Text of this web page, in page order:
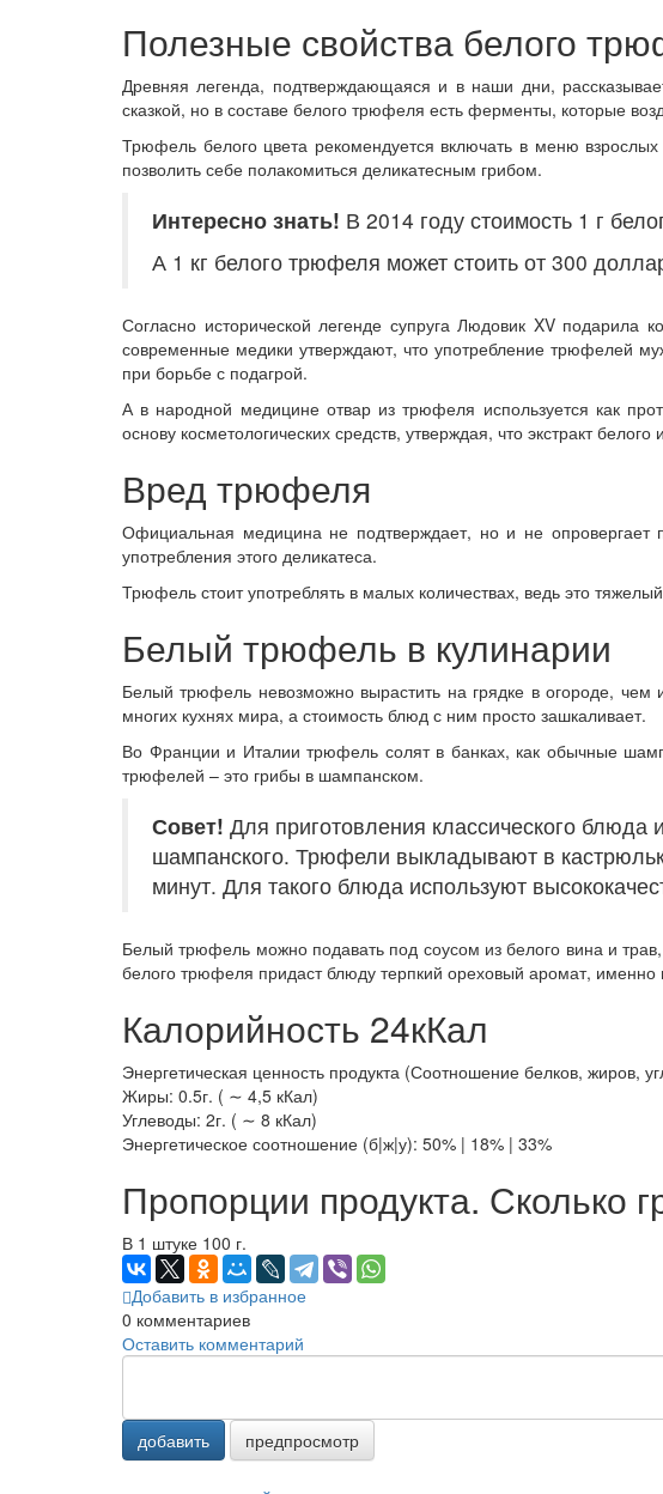
Полезные свойства белого
Древняя легенда, подтверждающаяся и в наши дни,
сказкой, но в составе белого трюфеля есть ферменты, которые
Трюфель белого цвета рекомендуется включать в меню
позволить себе полакомиться деликатесным грибом.
Интересно знать! В 2014 году стоимость 1 г
А 1 кг белого трюфеля может стоить от 300
Согласно исторической легенде супруга Людовик XV
современные медики утверждают, что употребление трюфелей
при борьбе с подагрой.
А в народной медицине отвар из трюфеля используется как
основу косметологических средств, утверждая, что экстракт
Вред трюфеля
Официальная медицина не подтверждает, но и не
употребления этого деликатеса.
Трюфель стоит употреблять в малых количествах, ведь это
Белый трюфель в кулинарии
Белый трюфель невозможно вырастить на грядке в огороде, чем
многих кухнях мира, а стоимость блюд с ним просто зашкаливает.
Во Франции и Италии трюфель солят в банках, как обычные
трюфелей – это грибы в шампанском.
Совет! Для приготовления классического
шампанского. Трюфели выкладывают в
минут. Для такого блюда используют
Белый трюфель можно подавать под соусом из белого вина и
белого трюфеля придаст блюду терпкий ореховый аромат, именно
Калорийность 24кКал
Энергетическая ценность продукта (Соотношение белков, жиров,
Жиры: 0.5г. ( ∼ 4,5 кКал)
Углеводы: 2г. ( ∼ 8 кКал)
Энергетическое соотношение (б|ж|у): 50% | 18% | 33%
Пропорции продукта. Сколько
В 1 штуке 100 г.
Добавить в избранное
0 комментариев
Оставить комментарий
добавить предпросмотр